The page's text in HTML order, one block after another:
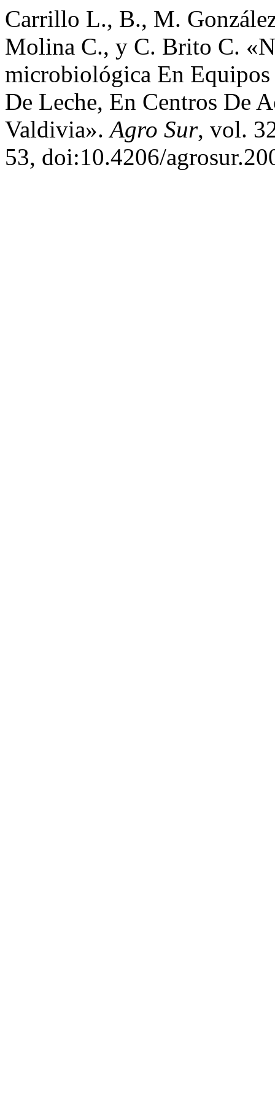
Carrillo L., B., M.
Molina C., y C. Brito C.
microbiológica En
De Leche, En Centros De
Valdivia».Agro Sur, vol.
53, doi:10.4206/